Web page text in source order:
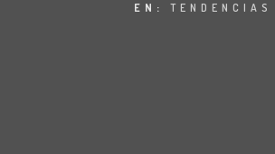
EN: TENDENCIAS